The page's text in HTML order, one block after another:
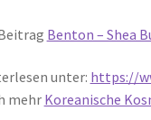
Benton – Shea
unter: https://
mehrKoreanische